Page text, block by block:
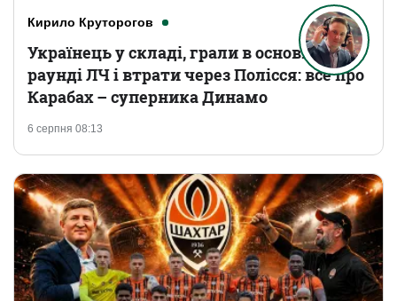
Кирило Круторогов
6 серпня 08:13
Українець у складі, грали в основному
раунді ЛЧ і втрати через Полісся: все про
Карабах – суперника Динамо